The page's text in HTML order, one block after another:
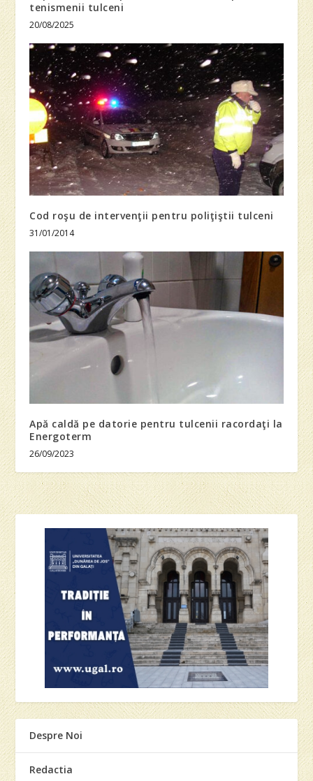
tenismenii tulceni
20/08/2025
Cod roşu de intervenţii pentru poliţiştii tulceni
31/01/2014
Apă caldă pe datorie pentru tulcenii racordaţi la
Energoterm
26/09/2023
Despre Noi
Redactia